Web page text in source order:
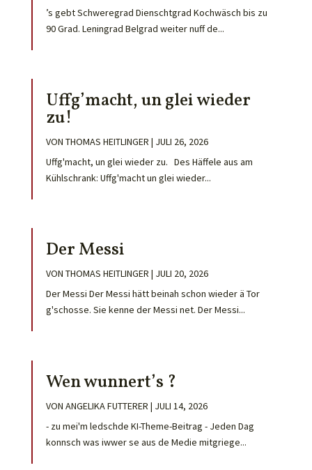
’s gebt Schweregrad Dienschtgrad Kochwäsch bis zu
90 Grad. Leningrad Belgrad weiter nuff de...
Uffg’macht, un glei wieder
zu!
VON THOMAS HEITLINGER | JULI 26, 2026
Uffg'macht, un glei wieder zu. Des Häffele aus am
Kühlschrank: Uffg'macht un glei wieder...
Der Messi
VON THOMAS HEITLINGER | JULI 20, 2026
Der Messi Der Messi hätt beinah schon wieder ä Tor
g'schosse. Sie kenne der Messi net. Der Messi...
Wen wunnert’s ?
VON ANGELIKA FUTTERER | JULI 14, 2026
- zu mei'm ledschde KI-Theme-Beitrag - Jeden Dag
konnsch was iwwer se aus de Medie mitgriege...